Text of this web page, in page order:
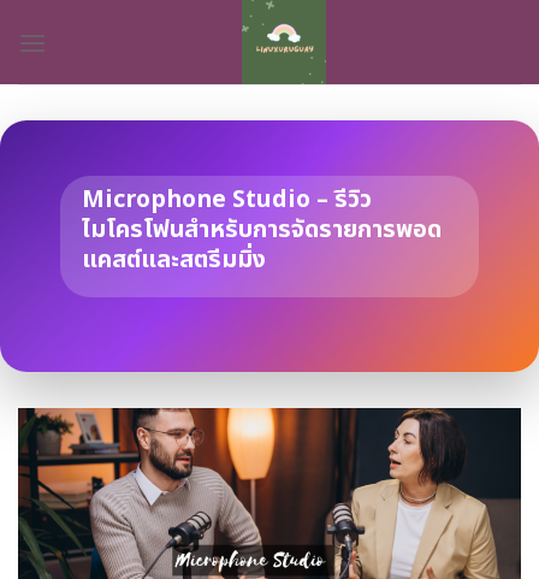
Microphone Studio – รีวิว
ไมโครโฟนสำหรับการจัดรายการพอด
แคสต์และสตรีมมิ่ง